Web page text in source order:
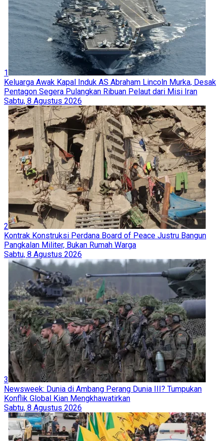
1
Keluarga Awak Kapal Induk AS Abraham Lincoln Murka, Desak
Pentagon Segera Pulangkan Ribuan Pelaut dari Misi Iran
Sabtu, 8 Agustus 2026
2
Kontrak Konstruksi Perdana Board of Peace Justru Bangun
Pangkalan Militer, Bukan Rumah Warga
Sabtu, 8 Agustus 2026
3
Newsweek: Dunia di Ambang Perang Dunia III? Tumpukan
Konflik Global Kian Mengkhawatirkan
Sabtu, 8 Agustus 2026